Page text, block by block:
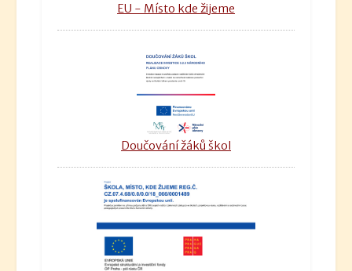
EU - Místo kde žijeme
Doučování žáků škol